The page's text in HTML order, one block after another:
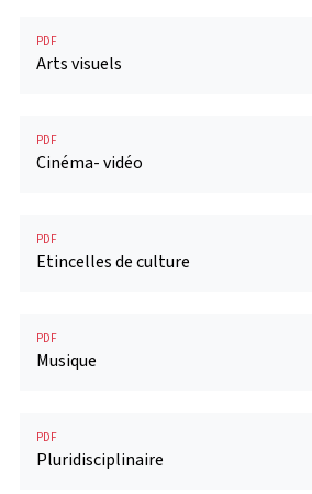
PDF
Arts visuels
PDF
Cinéma- vidéo
PDF
Etincelles de culture
PDF
Musique
PDF
Pluridisciplinaire